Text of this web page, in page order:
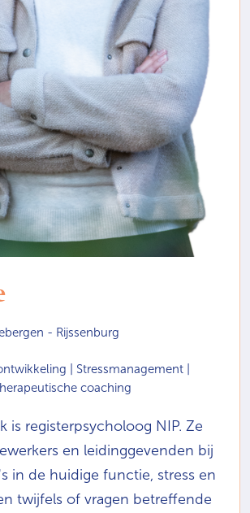
- Rijssenburg
| Stressmanagement |
coaching
is registerpsycholoog NIP. Ze
en leidinggevenden bij
in de huidige functie, stress en
twijfels of vragen betreffende